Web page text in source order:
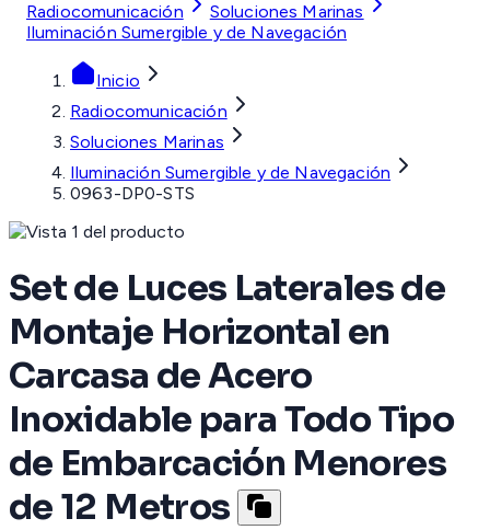
Radiocomunicación
Soluciones Marinas
Iluminación Sumergible y de Navegación
Inicio
Radiocomunicación
Soluciones Marinas
Iluminación Sumergible y de Navegación
0963-DP0-STS
Set de Luces Laterales de
Montaje Horizontal en
Carcasa de Acero
Inoxidable para Todo Tipo
de Embarcación Menores
de 12 Metros